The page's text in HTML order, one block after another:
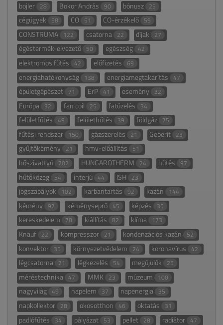
bojler 28 Bokor András 90 bónusz 25
cégügyek 58 CO 51 CO-érzékelő 59
CONSTRUMA 122 csatorna 22 díjak 27
égéstermék-elvezető 50 egészség 42
elektromos fűtés 42 előfizetés 69
energiahatékonyság 138 energiamegtakarítás 47
épületgépészet 71 ErP 41 esemény 32
Európa 32 fan coil 25 fatüzelés 34
felületfűtés 49 felülethűtés 39 földgáz 75
fűtési rendszer 150 gázszerelés 21 Geberit 23
gyűjtőkémény 21 hmv-előállítás 51
hőszivattyú 202 HUNGAROTHERM 24 hűtés 97
hűtőközeg 54 interjú 44 ISH 23
jogszabályok 102 karbantartás 92 kazán 144
kémény 97 kéményseprő 45 képzés 35
kereskedelem 78 kiállítás 82 klíma 173
Knauf 22 kompresszor 21 kondenzációs kazán 52
konvektor 35 környezetvédelem 24 koronavírus 42
légcsatorna 21 légkezelés 54 megújulók 25
méréstechnika 47 MMK 23 múzeum 100
nagyvilág 49 napelem 37 napenergia 35
napkollektor 28 okosotthon 46 oktatás 31
padlófűtés 34 pályázat 53 pellet 28 radiátor 47